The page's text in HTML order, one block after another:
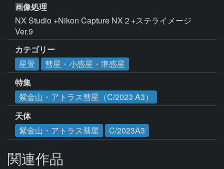
画像処理
NX Studio +Nikon Capture NX２+ステライメージ
Ver.9
カテゴリー
星景
彗星・小惑星・準惑星
特集
紫金山・アトラス彗星（C/2023 A3）
天体
紫金山・アトラス彗星
C/2023A3
関連作品